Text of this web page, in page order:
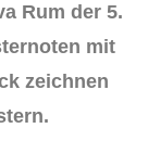
Rum der 5.
mit
zeichnen